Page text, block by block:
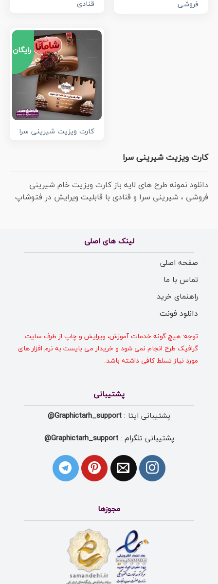
قنادی
فروشی
رایگان
کارت ویزیت شیرینی سرا
کارت ویزیت شیرینی سرا
دانلود نمونه طرح های لایه باز کارت ویزیت خام شیرینی
فروشی ، شیرینی سرا و قنادی با قابلیت ویرایش در فتوشاپ
لینک های اصلی
صفحه اصلی
تماس با ما
راهنمای خرید
دانلود فونت
توجه: هیچ گونه خدمات آموزش، ویرایش و چاپ از طرف سایت
گرافیک طرح انجام نمی شود و خریدار می بایست به نرم افزار های
مورد نیاز تسلط کافی داشته باشد.
پشتیبانی
پشتیبانی ایتا : Graphictarh_support@
پشتیبانی تلگرام :Graphictarh_support@
مجوزها